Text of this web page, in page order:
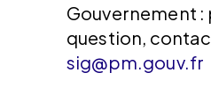
Gouvernement
question,
sig@pm.gouv.fr